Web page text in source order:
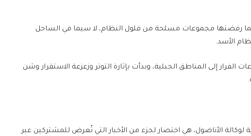
رفضتها مجموعات مسلحة من فلول النظام، لا سيما في الساحل
الأسد.
إلى المناطق الجبلية، وبدأت بإثارة التوتر وزعزعة الاستقرار وشن
لوكالة الأناضول، هي اختصار لجزء من الأخبار التي تُعرض للمشتركين عبر